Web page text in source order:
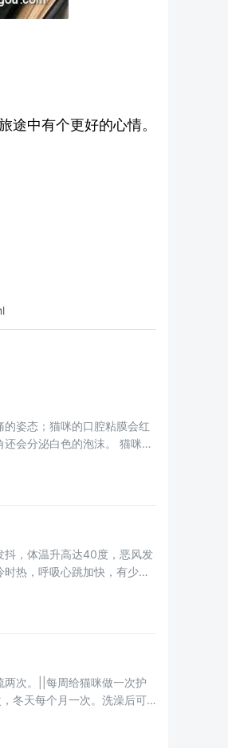
途中有个更好的心情。
姿态；猫咪的口腔粘膜会红
会分泌白色的泡沫。 猫咪口
抖，体温升高达40度，恶风发
热，呼吸心跳加快，有少量
两次。||每周给猫咪做一次护
冬天每个月一次。洗澡后可